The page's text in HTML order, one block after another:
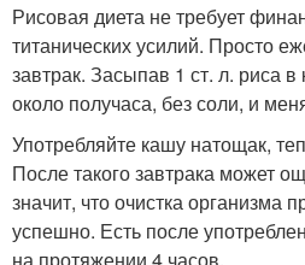
Рисовая диета не требует
титанических усилий. Просто
завтрак. Засыпав 1 ст. л. риса
около получаса, без соли, и
Употребляйте кашу натощак,
После такого завтрака может
значит, что очистка организма
успешно. Есть после
на протяжении 4 часов.